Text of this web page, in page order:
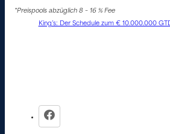
*Preispools abzüglich 8 – 16 % Fee
King’s: Der Schedule zum € 10.000.000